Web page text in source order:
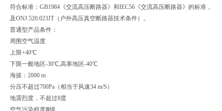
符合标准：GB1984《交流高压断路器》和IEC56《交流高压断路器》的标准，
及ONJ.520.023JT（户外高压真空断路器技术条件）。
普通型产品条件：
周围空气温度
上限+40℃
下限一般地区-30℃,高寒地区-40℃
海拔：2000 m
分压不超过700Pa（相当于风速34 m/S）
地震烈度，不超过8度
空气污染程度Ⅲ级